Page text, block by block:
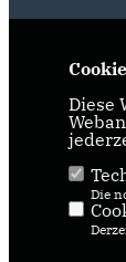
Diese
Die